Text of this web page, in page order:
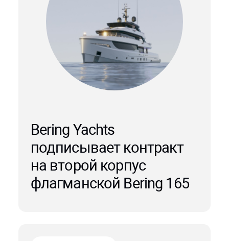
Bering Yachts
подписывает контракт
на второй корпус
флагманской Bering 165